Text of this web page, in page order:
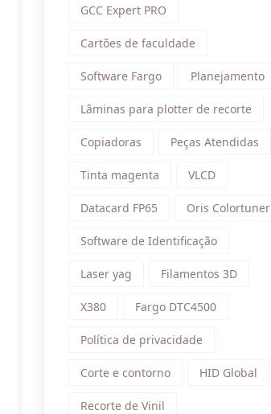
GCC Expert PRO
Cartões de faculdade
Software Fargo Planejamento
Lâminas para plotter de recorte
Copiadoras Peças Atendidas
Tinta magenta VLCD
Datacard FP65 Oris Colortuner
Software de Identificação
Laser yag Filamentos 3D
X380 Fargo DTC4500
Política de privacidade
Corte e contorno HID Global
Recorte de Vinil